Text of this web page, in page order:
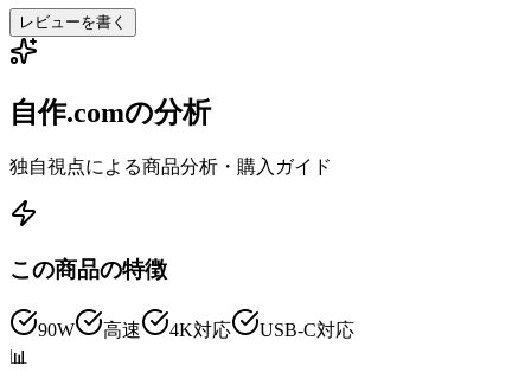
レビューを書く
自作.comの分析
独自視点による商品分析・購入ガイド
この商品の特徴
90W 高速 4K対応
USB-C対応
📊